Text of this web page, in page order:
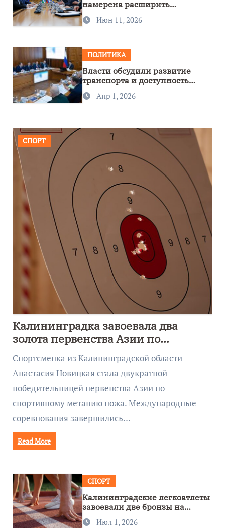
намерена расширить
сотрудничество с Узбекистаном
Июн 11, 2026
ПОЛИТИКА
Власти обсудили развитие
транспорта и доступность
региона
Апр 1, 2026
СПОРТ
Калининградка завоевала два
золота первенства Азии по
метанию ножа
Спортсменка из Калининградской области
Анастасия Новицкая стала двукратной
победительницей первенства Азии по
спортивному метанию ножа. Международные
соревнования завершились…
Read More
СПОРТ
Калининградские легкоатлеты
завоевали две бронзы на
первенстве России
Июл 1, 2026